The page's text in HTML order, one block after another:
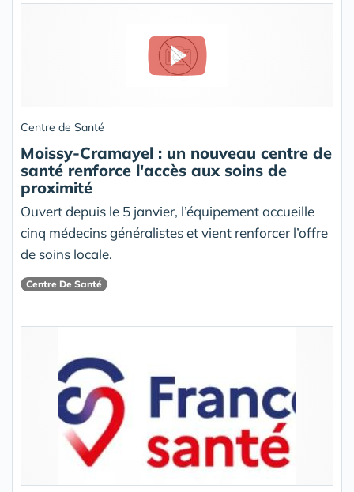
Centre de Santé
Moissy-Cramayel : un nouveau centre de
santé renforce l'accès aux soins de
proximité
Ouvert depuis le 5 janvier, l’équipement accueille
cinq médecins généralistes et vient renforcer l’offre
de soins locale.
Centre De Santé